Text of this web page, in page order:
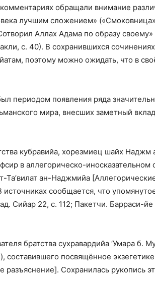
обращали внимание
лучшим сложением»
Аллах Адама по образу своему»
с. 40). В сохранившихся
поэтому можно ожидать, что в
периодом появления ряда
мира, внесших заметный
кубравийа, хорезмиец шайх Наджм
в аллегорическо-иносказательном
Та’вилат ан-Наджмийа
сообщается, что
Сийар 22, с. 112; Пакетчи. Барраси-
братства сухравардийа ‘Умара б.
составившего посвящённое
Сохранилась рукопись